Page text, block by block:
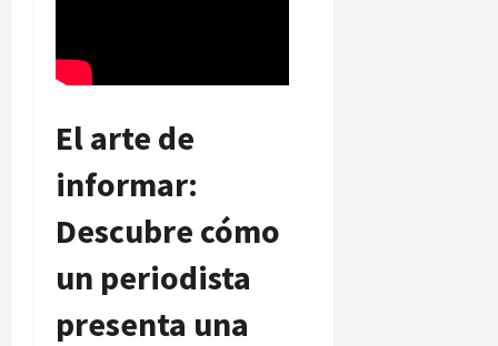
El arte de
informar:
Descubre cómo
un periodista
presenta una